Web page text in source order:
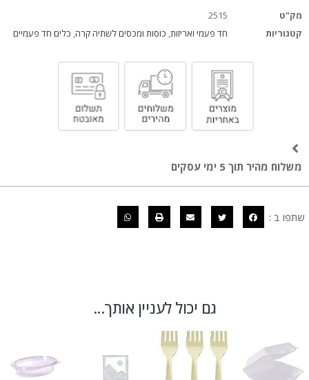
מק"ט
2515
קטגוריות
חד פעמי ואריזות כוסות ומכסים לשתיה קרה כלים חד פעמיים
משלוח מהיר תוך 5 ימי עסקים
שתפו ב :
גם יכול לעניין אותך...